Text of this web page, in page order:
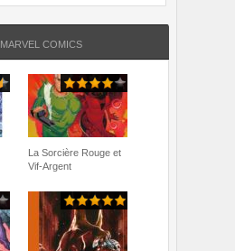
MARVEL COMICS
La Sorcière Rouge et
Vif-Argent